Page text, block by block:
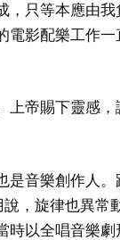
，只等本應由我
電影配樂工作
上帝賜下靈感
音樂創作人。
，旋律也異常
時以全唱音樂